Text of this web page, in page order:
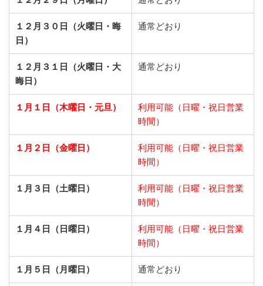
１２月３０日（火曜日・晦
日）
通常どおり
１２月３１日（火曜日・大
晦日）
通常どおり
１月１日（木曜日・元旦）
利用可能（日曜・祝日営業
時間）
１月２日（金曜日）
利用可能（日曜・祝日営業
時間）
１月３日（土曜日）
利用可能（日曜・祝日営業
時間）
１月４日（日曜日）
利用可能（日曜・祝日営業
時間）
１月５日（月曜日） 通常どおり